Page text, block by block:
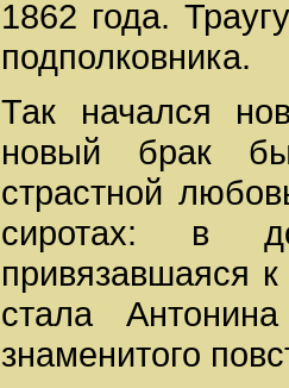
1862 года.
подполковника.
Так начался
новый брак
страстной
сиротах: в
привязавшаяся
стала
знаменитого